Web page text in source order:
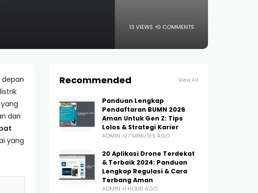
13 VIEWS 0 COMMENTS
depan
dari
yang
Recommended View All
Panduan Lengkap
Pendaftaran BUMN 2026
Aman Untuk Gen Z: Tips
Lolos & Strategi Karier
ADMIN 27 MINUTES AGO
20 Aplikasi Drone Terdekat
& Terbaik 2024: Panduan
Lengkap Regulasi & Cara
Terbang Aman
ADMIN 1 HOUR AGO